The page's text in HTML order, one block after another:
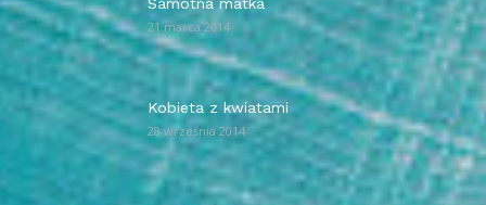
21 marca 2014
Kobieta z kwiatami
28 września 2014